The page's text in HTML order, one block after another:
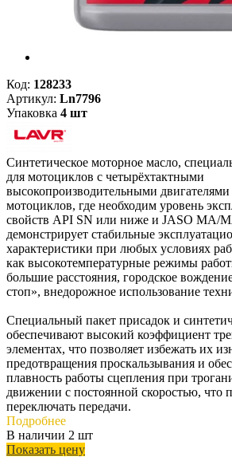
Код: 128233
Артикул: Ln7796
Упаковка 4 шт
Синтетическое моторное масло,
для мотоциклов с четырёхтактными
высокопроизводительными
мотоциклов, где необходим уровень
свойств API SN или ниже и JASO MA/
демонстрирует стабильные
характеристики при любых условиях
как высокотемпературные режимы
большие расстояния, городское
стоп», внедорожное использование
Специальный пакет присадок и
обеспечивают высокий коэффициент
элементах, что позволяет избежать их
предотвращения проскальзывания и
плавность работы сцепления при
движении с постоянной скоростью, что
переключать передачи.
Подробнее
В наличии 2 шт
Показать цену